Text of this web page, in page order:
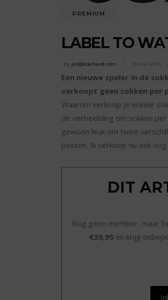
PREMIUM
LABEL TO
by jac@loeihard.com 15 mei 2014
Een nieuwe speler in de
verkoopt geen sokken per
Waarom verkoop je enkele
de verbeelding om sokken
gewoon leuk om twee
passen. Ik verkoop nu ook nog
DIT
Nog geen member, maar
€39,95 en krijg